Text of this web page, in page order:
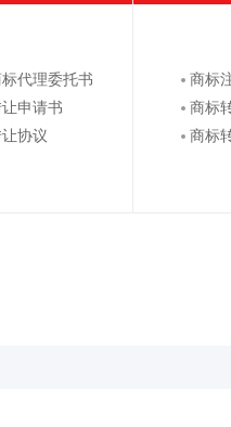
代理委托书
申请书
协议
商标
商标
商标